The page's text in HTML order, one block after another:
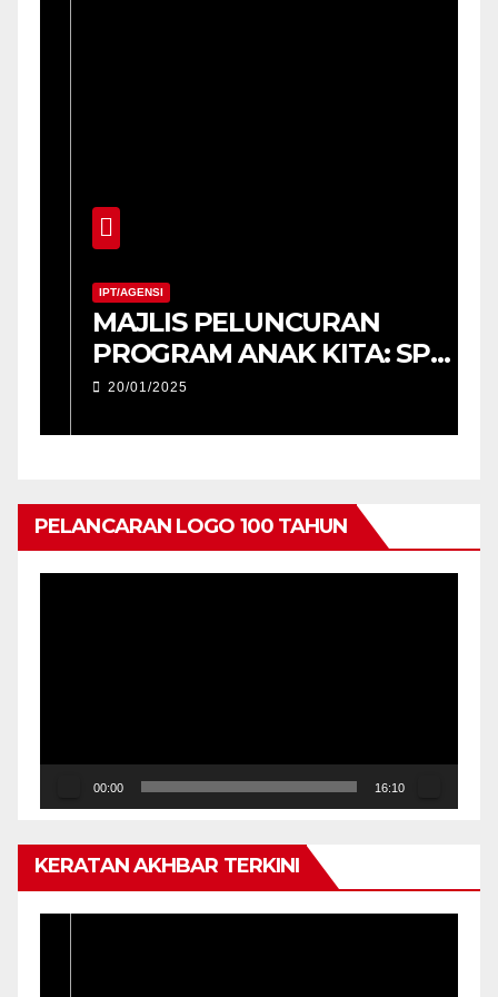
IPT/AGENSI
MAJLIS PELUNCURAN
PROGRAM ANAK KITA: SPM
2025 (USM) DAN
20/01/2025
PELANCARAN LOGO 100 TAHUN
00:00 16:10
KERATAN AKHBAR TERKINI